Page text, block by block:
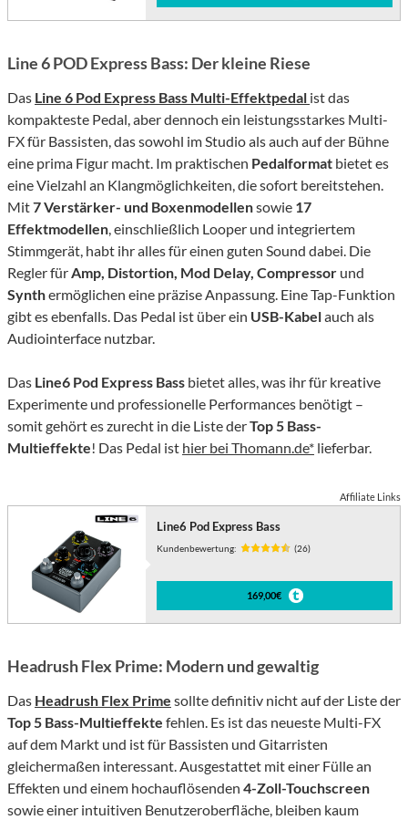
Line 6 POD Express Bass: Der kleine Riese
Das Line 6 Pod Express Bass Multi-Effektpedal ist das
kompakteste Pedal, aber dennoch ein leistungsstarkes Multi-
FX für Bassisten, das sowohl im Studio als auch auf der Bühne
eine prima Figur macht. Im praktischen Pedalformat bietet es
eine Vielzahl an Klangmöglichkeiten, die sofort bereitstehen.
Mit7 Verstärker- und Boxenmodellensowie 17
Effektmodellen, einschließlich Looper und integriertem
Stimmgerät, habt ihr alles für einen guten Sound dabei. Die
Regler fürAmp, Distortion, Mod Delay, Compressor und
Synthermöglichen eine präzise Anpassung. Eine Tap-Funktion
gibt es ebenfalls. Das Pedal ist über ein USB-Kabelauch als
Audiointerface nutzbar.
Das Line6 Pod Express Bass bietet alles, was ihr für kreative
Experimente und professionelle Performances benötigt –
somit gehört es zurecht in die Liste derTop 5 Bass-
Multieffekte! Das Pedal ist hier bei Thomann.de* lieferbar.
Affiliate Links
Line6 Pod Express Bass
Kundenbewertung: (26)
169,00€
Headrush Flex Prime: Modern und gewaltig
Das Headrush Flex Prime sollte definitiv nicht auf der Liste der
Top 5 Bass-Multieffekte fehlen. Es ist das neueste Multi-FX
auf dem Markt und ist für Bassisten und Gitarristen
gleichermaßen interessant. Ausgestattet mit einer Fülle an
Effekten und einem hochauflösenden 4-Zoll-Touchscreen
sowie einer intuitiven Benutzeroberfläche, bleiben kaum